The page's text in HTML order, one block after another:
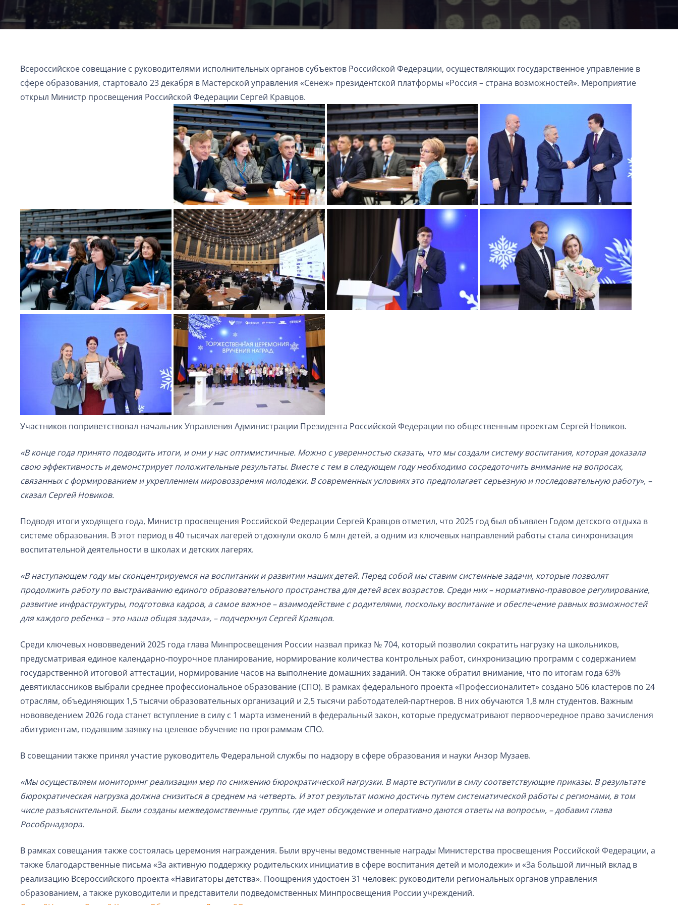
Всероссийское совещание с руководителями исполнительных органов субъектов Российской Федерации, осуществляющих государственное управление в
сфере образования, стартовало 23 декабря в Мастерской управления «Сенеж» президентской платформы «Россия – страна возможностей». Мероприятие
открыл Министр просвещения Российской Федерации Сергей Кравцов.
Участников поприветствовал начальник Управления Администрации Президента Российской Федерации по общественным проектам Сергей Новиков.
«В конце года принято подводить итоги, и они у нас оптимистичные. Можно с уверенностью сказать, что мы создали систему воспитания, которая доказала
свою эффективность и демонстрирует положительные результаты. Вместе с тем в следующем году необходимо сосредоточить внимание на вопросах,
связанных с формированием и укреплением мировоззрения молодежи. В современных условиях это предполагает серьезную и последовательную работу», –
сказал Сергей Новиков.
Подводя итоги уходящего года, Министр просвещения Российской Федерации Сергей Кравцов отметил, что 2025 год был объявлен Годом детского отдыха в
системе образования. В этот период в 40 тысячах лагерей отдохнули около 6 млн детей, а одним из ключевых направлений работы стала синхронизация
воспитательной деятельности в школах и детских лагерях.
«В наступающем году мы сконцентрируемся на воспитании и развитии наших детей. Перед собой мы ставим системные задачи, которые позволят
продолжить работу по выстраиванию единого образовательного пространства для детей всех возрастов. Среди них – нормативно-правовое регулирование,
развитие инфраструктуры, подготовка кадров, а самое важное – взаимодействие с родителями, поскольку воспитание и обеспечение равных возможностей
для каждого ребенка – это наша общая задача», – подчеркнул Сергей Кравцов.
Среди ключевых нововведений 2025 года глава Минпросвещения России назвал приказ № 704, который позволил сократить нагрузку на школьников,
предусматривая единое календарно-поурочное планирование, нормирование количества контрольных работ, синхронизацию программ с содержанием
государственной итоговой аттестации, нормирование часов на выполнение домашних заданий. Он также обратил внимание, что по итогам года 63%
девятиклассников выбрали среднее профессиональное образование (СПО). В рамках федерального проекта «Профессионалитет» создано 506 кластеров по 24
отраслям, объединяющих 1,5 тысячи образовательных организаций и 2,5 тысячи работодателей-партнеров. В них обучаются 1,8 млн студентов. Важным
нововведением 2026 года станет вступление в силу с 1 марта изменений в федеральный закон, которые предусматривают первоочередное право зачисления
абитуриентам, подавшим заявку на целевое обучение по программам СПО.
В совещании также принял участие руководитель Федеральной службы по надзору в сфере образования и науки Анзор Музаев.
«Мы осуществляем мониторинг реализации мер по снижению бюрократической нагрузки. В марте вступили в силу соответствующие приказы. В результате
бюрократическая нагрузка должна снизиться в среднем на четверть. И этот результат можно достичь путем систематической работы с регионами, в том
числе разъяснительной. Были созданы межведомственные группы, где идет обсуждение и оперативно даются ответы на вопросы», – добавил глава
Рособрнадзора.
В рамках совещания также состоялась церемония награждения. Были вручены ведомственные награды Министерства просвещения Российской Федерации, а
также благодарственные письма «За активную поддержку родительских инициатив в сфере воспитания детей и молодежи» и «За большой личный вклад в
реализацию Всероссийского проекта «Навигаторы детства». Поощрения удостоен 31 человек: руководители региональных органов управления
образованием, а также руководители и представители подведомственных Минпросвещения России учреждений.